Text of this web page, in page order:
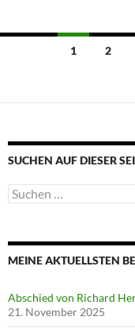
1 2
SUCHEN AUF DIESER
Suche
nach:
MEINE AKTUELLSTEN
Abschied von Richard
21. November 2025